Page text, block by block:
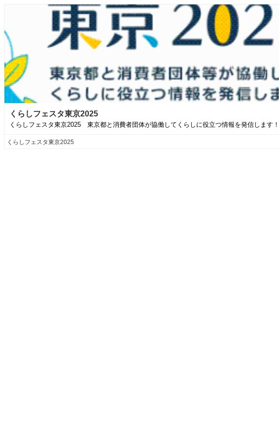
くらしフェスタ東京2025
くらしフェスタ東京2025 東京都と消費者団体が協働してくらしに役立つ情報を発信します！
くらしフェスタ東京2025